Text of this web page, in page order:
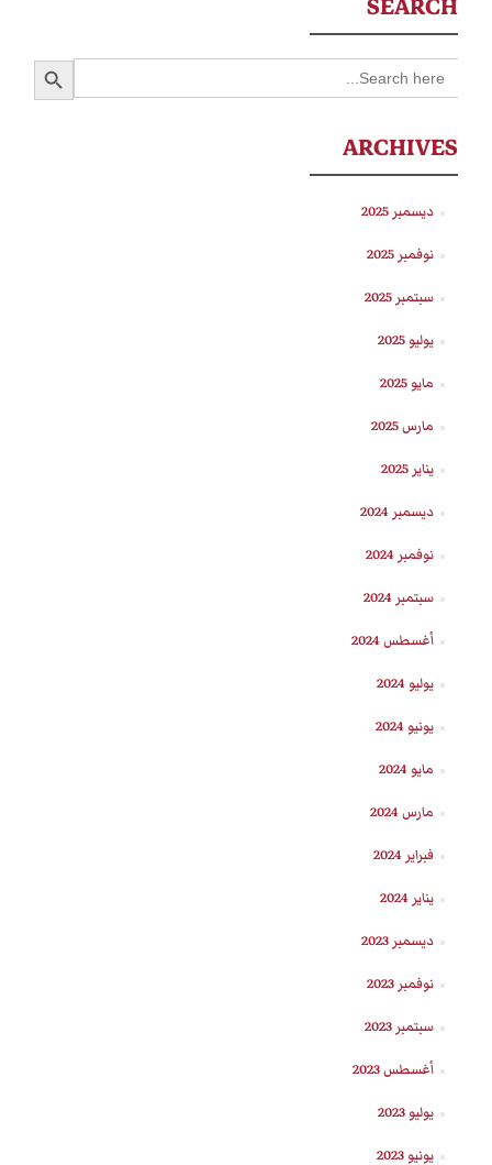
Search
for:
SEARCH BUTTON
ARCHIVES
ديسمبر 2025
نوفمبر 2025
سبتمبر 2025
يوليو 2025
مايو 2025
مارس 2025
يناير 2025
ديسمبر 2024
نوفمبر 2024
سبتمبر 2024
أغسطس 2024
يوليو 2024
يونيو 2024
مايو 2024
مارس 2024
فبراير 2024
يناير 2024
ديسمبر 2023
نوفمبر 2023
سبتمبر 2023
أغسطس 2023
يوليو 2023
يونيو 2023